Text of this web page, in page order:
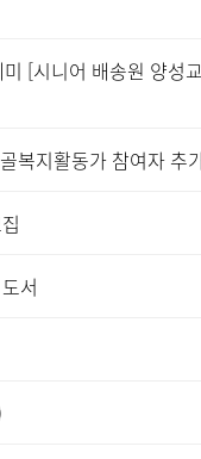
[시니어 배송원 양성
복지활동가 참여자 추
서